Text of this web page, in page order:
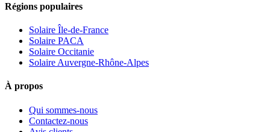
Régions populaires
Solaire Île-de-France
Solaire PACA
Solaire Occitanie
Solaire Auvergne-Rhône-Alpes
À propos
Qui sommes-nous
Contactez-nous